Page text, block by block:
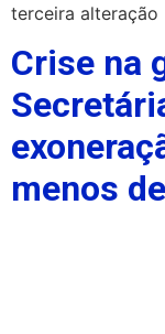
terceira
Crise na
menos